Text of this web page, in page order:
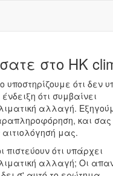
στο HK
υποστηρίζουμε ότι δεν
ότι συμβαίνει
αλλαγή.
και
μας.
πιστεύουν ότι υπάρχει
αλλαγή; Οι